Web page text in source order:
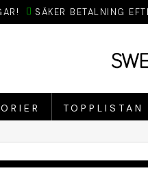
SÄKER BETALNING
TOPPLISTAN